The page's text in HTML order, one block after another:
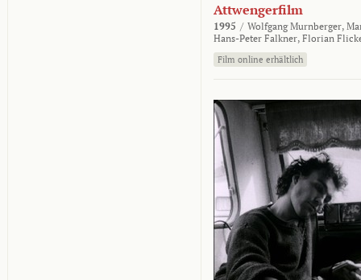
Attwengerfilm
1995 / Wolfgang Murnberger,
Hans-Peter Falkner, Florian
Film online erhältlich